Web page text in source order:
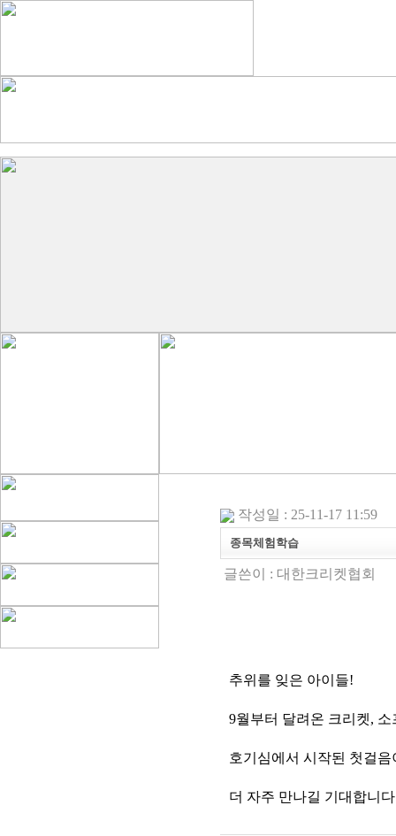
작성일 : 25-11-17 11:59
종목체험학습
글쓴이 : 대한크리켓협회
추위를 잊은 아이들!
9월부터 달려온 크리켓, 소
호기심에서 시작된 첫걸
더 자주 만나길 기대합니다